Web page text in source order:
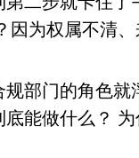
因为权属不清、
部门的角色
能做什么？